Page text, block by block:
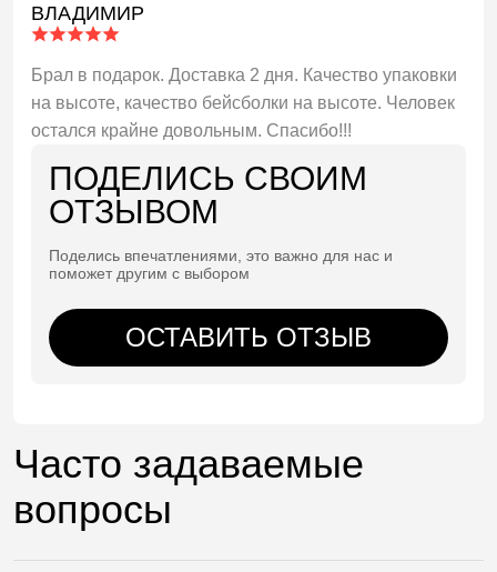
ВЛАДИМИР
Брал в подарок. Доставка 2 дня. Качество упаковки
на высоте, качество бейсболки на высоте. Человек
остался крайне довольным. Спасибо!!!
ПОДЕЛИСЬ СВОИМ
ОТЗЫВОМ
Поделись впечатлениями, это важно для нас и
поможет другим с выбором
ОСТАВИТЬ ОТЗЫВ
Часто задаваемые
вопросы